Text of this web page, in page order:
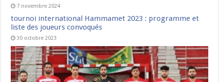
7 novembre 2024
tournoi international Hammamet 2023 : programme et
liste des joueurs convoqués
30 octobre 2023